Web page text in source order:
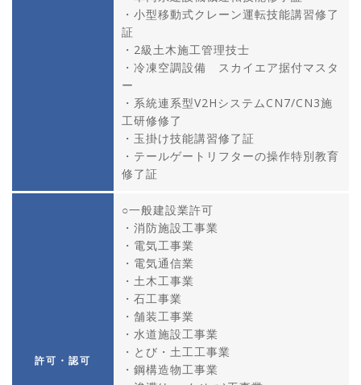
・小型移動式クレーン運転技能講習修了
証
・2級土木施工管理技士
・冷凍空調設備 スカイエア据付マスタ
ー
・系統連系型V2HシステムCN7/CN3施
工研修修了
・玉掛け技能講習修了証
・テールゲートリフターの操作特別教育
修了証
許可・認可
○一般建設業許可
・消防施設工事業
・電気工事業
・電気通信業
・土木工事業
・石工事業
・舗装工事業
・水道施設工事業
・とび・土工工事業
・鋼構造物工事業